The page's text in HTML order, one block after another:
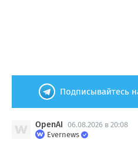
Подписывайтесь
OpenAI 06.08.2026 в 20:08
Evernews